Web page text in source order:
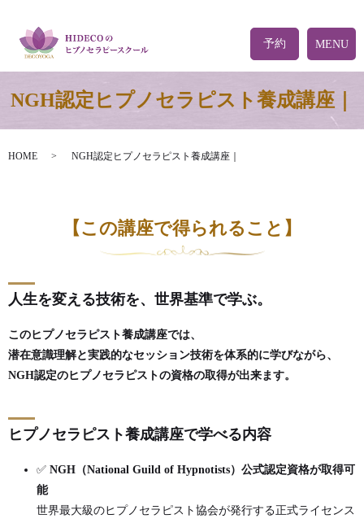
予約 MENU
NGH認定ヒプノセラピスト養成講座｜
HOME NGH認定ヒプノセラピスト養成講座｜
【この講座で得られること】
人生を変える技術を、世界基準で学ぶ。
このヒプノセラピスト養成講座では、
潜在意識理解と実践的なセッション技術を体系的に学びながら、
NGH認定のヒプノセラピストの資格の取得が出来ます。
ヒプノセラピスト養成講座で学べる内容
✅ NGH（National Guild of Hypnotists）公式認定資格が取得可
能
世界最大級のヒプノセラピスト協会が発行する正式ライセンス